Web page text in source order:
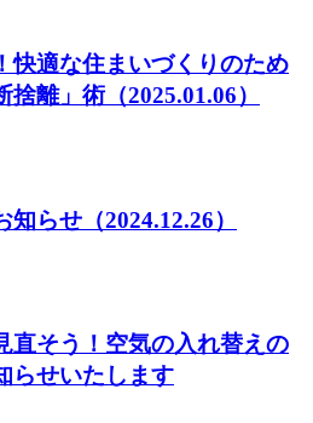
快適な住まいづくりのため
捨離」術（2025.01.06）
知らせ （2024.12.26）
直そう！空気の入れ替えの
らせいたします